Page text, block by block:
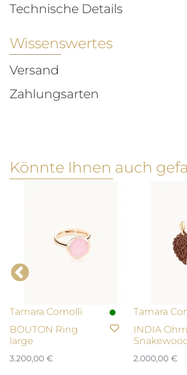
Technische Details
Wissenswertes
Versand
Zahlungsarten
Könnte Ihnen auch
Tamara Comolli
BOUTON Ring
large
3.200,00 €
Tamara
INDIA
2.000,00 €